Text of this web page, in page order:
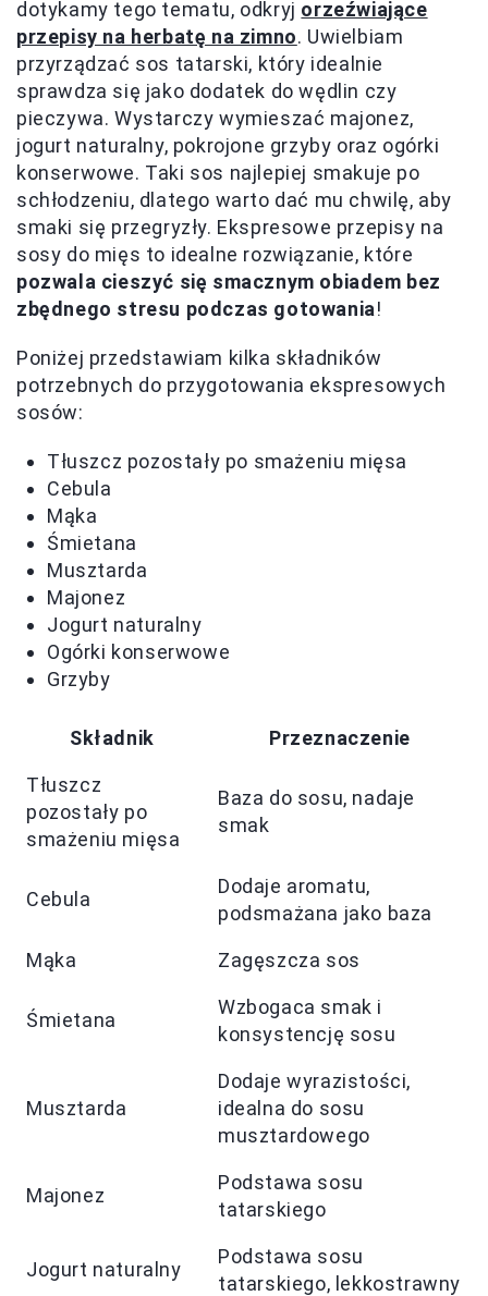
dotykamy tego tematu, odkryj orzeźwiające
przepisy na herbatę na zimno. Uwielbiam
przyrządzać sos tatarski, który idealnie
sprawdza się jako dodatek do wędlin czy
pieczywa. Wystarczy wymieszać majonez,
jogurt naturalny, pokrojone grzyby oraz ogórki
konserwowe. Taki sos najlepiej smakuje po
schłodzeniu, dlatego warto dać mu chwilę, aby
smaki się przegryzły. Ekspresowe przepisy na
sosy do mięs to idealne rozwiązanie, które
pozwala cieszyć się smacznym obiadem bez
zbędnego stresu podczas gotowania!
Poniżej przedstawiam kilka składników
potrzebnych do przygotowania ekspresowych
sosów:
Tłuszcz pozostały po smażeniu mięsa
Cebula
Mąka
Śmietana
Musztarda
Majonez
Jogurt naturalny
Ogórki konserwowe
Grzyby
Składnik Przeznaczenie
Tłuszcz
pozostały po
smażeniu mięsa
Baza do sosu, nadaje
smak
Cebula
Dodaje aromatu,
podsmażana jako baza
Mąka Zagęszcza sos
Śmietana
Wzbogaca smak i
konsystencję sosu
Musztarda
Dodaje wyrazistości,
idealna do sosu
musztardowego
Majonez
Podstawa sosu
tatarskiego
Jogurt naturalny
Podstawa sosu
tatarskiego, lekkostrawny